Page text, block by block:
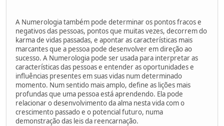
A Numerologia também pode determinar os pontos fracos e
negativos das pessoas, pontos que muitas vezes, decorrem do
karma de vidas passadas, e apontar as características mais
marcantes que a pessoa pode desenvolver em direção ao
sucesso. A Numerologia pode ser usada para interpretar as
características das pessoas e entender as oportunidades e
influências presentes em suas vidas num determinado
momento. Num sentido mais amplo, define as lições mais
profundas que uma pessoa está aprendendo. Ela pode
relacionar o desenvolvimento da alma nesta vida com o
crescimento passado e o potencial futuro, numa
demonstração das leis da reencarnação.